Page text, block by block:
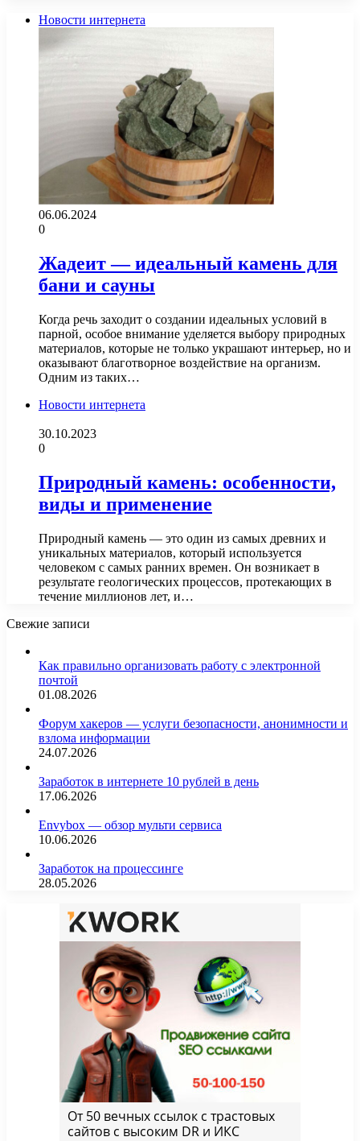
Новости интернета
06.06.2024
0
Жадеит — идеальный камень для
бани и сауны
Когда речь заходит о создании идеальных условий в
парной, особое внимание уделяется выбору природных
материалов, которые не только украшают интерьер, но и
оказывают благотворное воздействие на организм.
Одним из таких…
Новости интернета
30.10.2023
0
Природный камень: особенности,
виды и применение
Природный камень — это один из самых древних и
уникальных материалов, который используется
человеком с самых ранних времен. Он возникает в
результате геологических процессов, протекающих в
течение миллионов лет, и…
Свежие записи
Как правильно организовать работу с электронной
почтой
01.08.2026
Форум хакеров — услуги безопасности, анонимности и
взлома информации
24.07.2026
Заработок в интернете 10 рублей в день
17.06.2026
Envybox — обзор мульти сервиса
10.06.2026
Заработок на процессинге
28.05.2026